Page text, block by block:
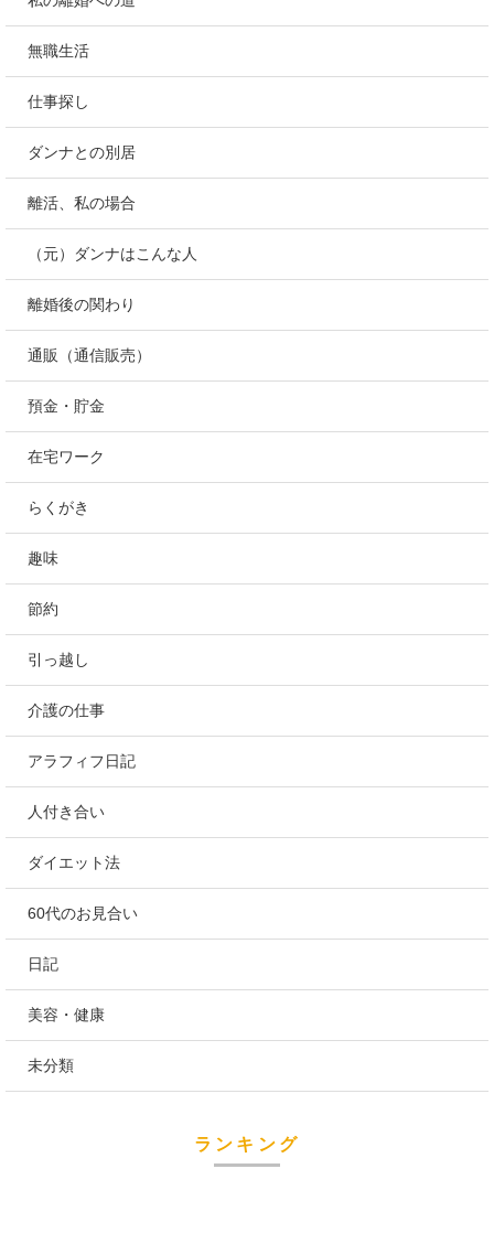
無職生活
仕事探し
ダンナとの別居
離活、私の場合
（元）ダンナはこんな人
離婚後の関わり
通販（通信販売）
預金・貯金
在宅ワーク
らくがき
趣味
節約
引っ越し
介護の仕事
アラフィフ日記
人付き合い
ダイエット法
60代のお見合い
日記
美容・健康
未分類
ランキング